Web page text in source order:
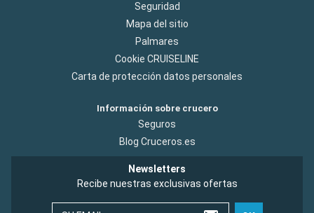
Seguridad
Mapa del sitio
Palmares
Cookie CRUISELINE
Carta de protección datos personales
Información sobre crucero
Seguros
Blog Cruceros.es
Newsletters
Recibe nuestras exclusivas ofertas